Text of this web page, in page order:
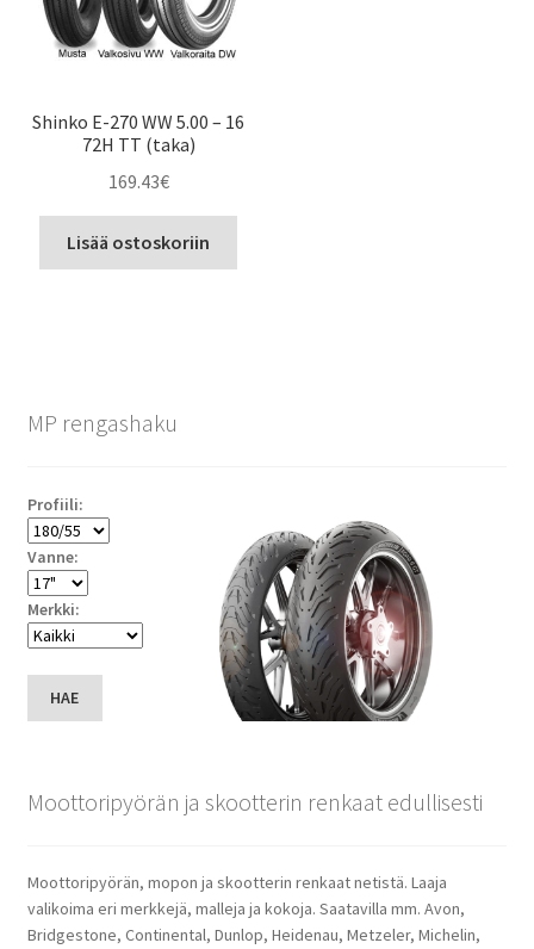
Shinko E-270 WW 5.00 – 16
72H TT (taka)
169.43€
Lisää ostoskoriin
MP rengashaku
Profiili:
Vanne:
Merkki:
HAE
Moottoripyörän ja skootterin renkaat edullisesti
Moottoripyörän, mopon ja skootterin renkaat netistä. Laaja
valikoima eri merkkejä, malleja ja kokoja. Saatavilla mm. Avon,
Bridgestone, Continental, Dunlop, Heidenau, Metzeler, Michelin,